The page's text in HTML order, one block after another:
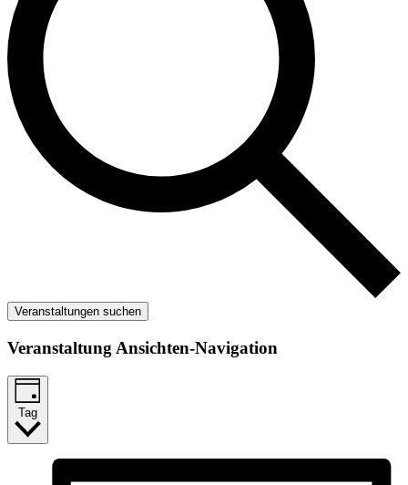
Veranstaltungen suchen
Veranstaltung Ansichten-Navigation
Tag